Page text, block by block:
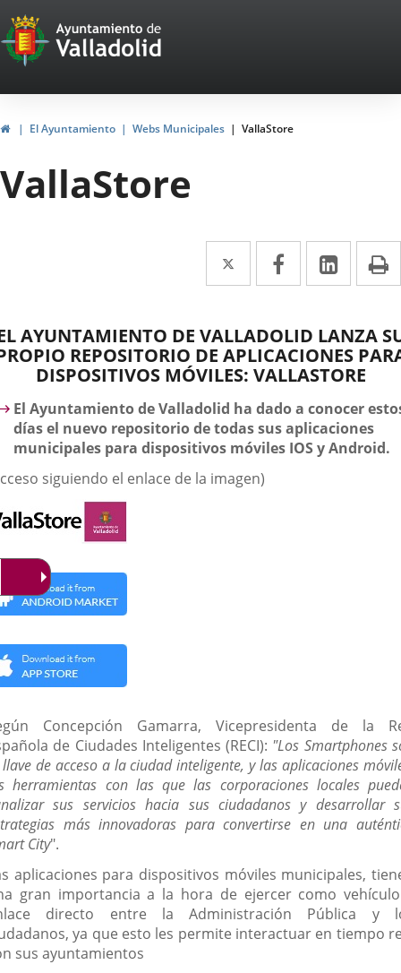
Portal
Web
del
Ayuntamiento
de
Valladolid
InicioEl Ayuntamiento Webs Municipales VallaStore
VallaStore
Twitter
Enlace
a
aplicación
externa.
Facebook
Enlace
a
aplicación
externa.
Enlace
a
AYUNTAMIENTO DE VALLADOLID LANZA
REPOSITORIO DE APLICACIONES
DISPOSITIVOS MÓVILES: VALLASTORE
El Ayuntamiento de Valladolid ha dado a conocer
días el nuevo repositorio de todas sus aplicaciones
municipales para dispositivos móviles IOS y Android.
siguiendo el enlace de la imagen)
Concepción Gamarra, Vicepresidenta de la
de Ciudades Inteligentes (RECI): "Los Smartphones
de acceso a la ciudad inteligente, y las aplicaciones
herramientas con las que las corporaciones locales
sus servicios hacia sus ciudadanos y desarrollar
más innovadoras para convertirse en una
City".
aplicaciones para dispositivos móviles municipales,
gran importancia a la hora de ejercer como
directo entre la Administración Pública y
ya que esto les permite interactuar en tiempo
sus ayuntamientos